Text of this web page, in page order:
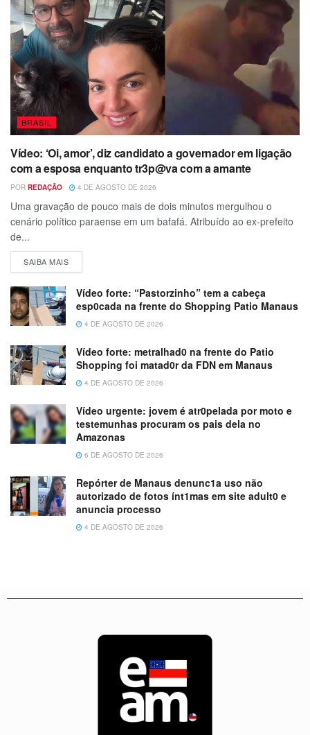
BRASIL
Vídeo: ‘Oi, amor’, diz candidato a governador em ligação
com a esposa enquanto tr3p@va com a amante
POR REDAÇÃO 4 DE AGOSTO DE 2026
Uma gravação de pouco mais de dois minutos mergulhou o
cenário político paraense em um bafafá. Atribuído ao ex-prefeito
de...
SAIBA MAIS
Vídeo forte: “Pastorzinho” tem a cabeça
esp0cada na frente do Shopping Patio Manaus
4 DE AGOSTO DE 2026
Vídeo forte: metralhad0 na frente do Patio
Shopping foi matad0r da FDN em Manaus
4 DE AGOSTO DE 2026
Vídeo urgente: jovem é atr0pelada por moto e
testemunhas procuram os pais dela no
Amazonas
6 DE AGOSTO DE 2026
Repórter de Manaus denunc1a uso não
autorizado de fotos ínt1mas em site adult0 e
anuncia processo
4 DE AGOSTO DE 2026